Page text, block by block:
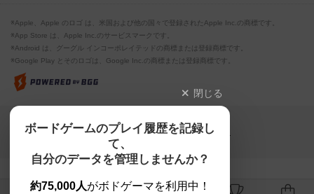
※Apple、Apple のロゴ は、米国および他の国々で登録されたApple Inc.の商標です。
※App Store は、Apple Inc.のサービスマークです。
※Android は、グーグル インコーポレイテッドの商標または登録商標です。
※Google Play とそのロゴは、Google Inc.の商標または登録商標です。
閉じる
ボードゲームのプレイ履歴を記録し
て、
自分のデータを管理しませんか？
約75,000人がボドゲーマを利用中！
Copyright (c)
【ボドゲーマ】ボードゲームの総合情報サイト